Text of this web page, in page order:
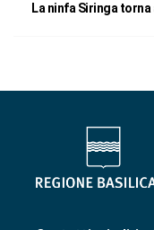
La ninfa Siringa torna